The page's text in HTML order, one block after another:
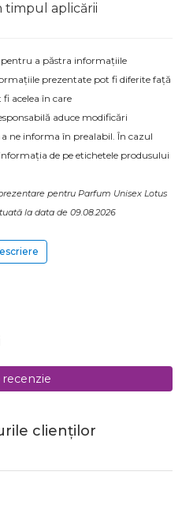
aplicării
a păstra informațiile
prezentate pot fi diferite față
acelea în care
aduce modificări
ne informa în prealabil. În cazul
de pe etichetele produsului
pentru Parfum Unisex Lotus
la data de 09.08.2026
clienților